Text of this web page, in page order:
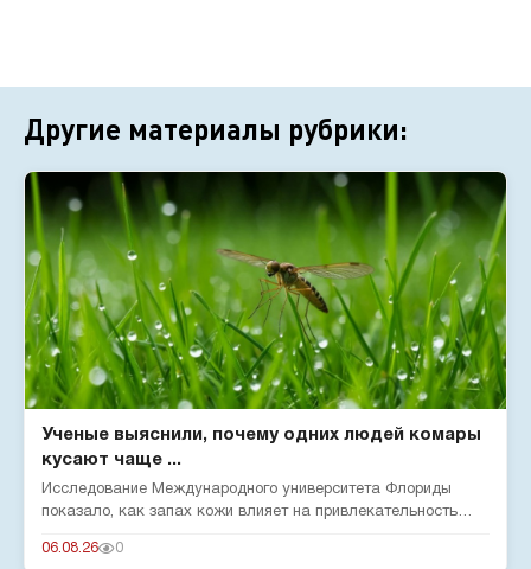
Другие материалы рубрики:
Ученые выяснили, почему одних людей комары
кусают чаще ...
Исследование Международного университета Флориды
показало, как запах кожи влияет на привлекательность
06.08.26 0